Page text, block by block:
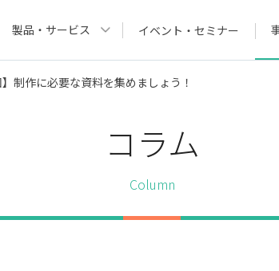
製品・サービス イベント・セミナー
制作に必要な資料を集めましょう！
コラム
Column